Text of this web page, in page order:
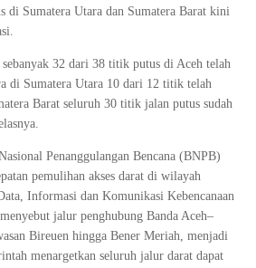
di Sumatera Utara dan Sumatera Barat kini
32 dari 38 titik putus di Aceh telah
di Sumatera Utara 10 dari 12 titik telah
Barat seluruh 30 titik jalan putus sudah
Penanggulangan Bencana (BNPB)
pemulihan akses darat di wilayah
Informasi dan Komunikasi Kebencanaan
jalur penghubung Banda Aceh–
Bireuen hingga Bener Meriah, menjadi
menargetkan seluruh jalur darat dapat